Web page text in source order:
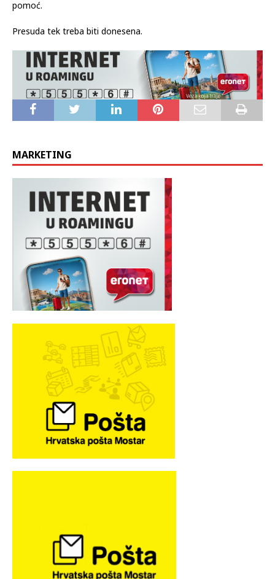
priznala dio radnji, ali, prema tužiteljstvu, nastoji umanjiti
vlastitu odgovornost. Njezina odvjetnica tvrdi da se radi o
pomoć.
Presuda tek treba biti donesena.
MARKETING